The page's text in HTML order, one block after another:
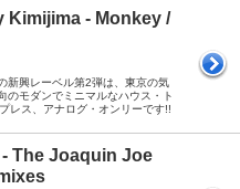
Kimijima - Monkey /
新興レーベル第2弾は、東京の気
のモダンでミニマルなハウス・ト
レス、アナログ・オンリーです!!
The Joaquin Joe